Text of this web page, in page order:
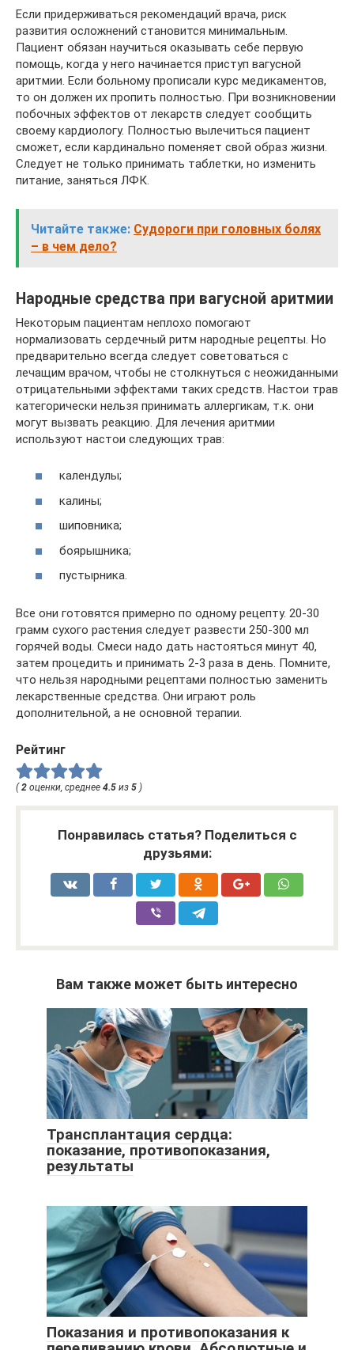
Если придерживаться рекомендаций врача, риск
развития осложнений становится минимальным.
Пациент обязан научиться оказывать себе первую
помощь, когда у него начинается приступ вагусной
аритмии. Если больному прописали курс медикаментов,
то он должен их пропить полностью. При возникновении
побочных эффектов от лекарств следует сообщить
своему кардиологу. Полностью вылечиться пациент
сможет, если кардинально поменяет свой образ жизни.
Следует не только принимать таблетки, но изменить
питание, заняться ЛФК.
Читайте также: Судороги при головных болях
– в чем дело?
Народные средства при вагусной аритмии
Некоторым пациентам неплохо помогают
нормализовать сердечный ритм народные рецепты. Но
предварительно всегда следует советоваться с
лечащим врачом, чтобы не столкнуться с неожиданными
отрицательными эффектами таких средств. Настои трав
категорически нельзя принимать аллергикам, т.к. они
могут вызвать реакцию. Для лечения аритмии
используют настои следующих трав:
календулы;
калины;
шиповника;
боярышника;
пустырника.
Все они готовятся примерно по одному рецепту. 20-30
грамм сухого растения следует развести 250-300 мл
горячей воды. Смеси надо дать настояться минут 40,
затем процедить и принимать 2-3 раза в день. Помните,
что нельзя народными рецептами полностью заменить
лекарственные средства. Они играют роль
дополнительной, а не основной терапии.
Рейтинг
( 2 оценки, среднее 4.5 из 5 )
Понравилась статья? Поделиться с
друзьями:
Вам также может быть интересно
Трансплантация сердца:
показание, противопоказания,
результаты
Показания и противопоказания к